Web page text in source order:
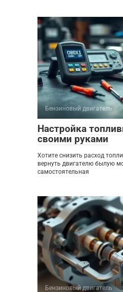
Бензиновый двигатель
Настройка
своими руками
Хотите снизить расход
вернуть двигателю былую
самостоятельная
Бензиновый двигатель